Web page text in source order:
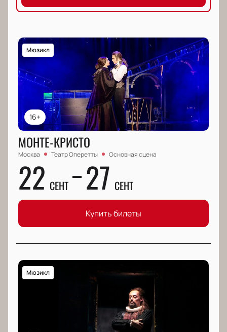
16+
Мюзикл
МОНТЕ-КРИСТО
Москва Театр Оперетты Основная сцена
22 СЕНТ 27 СЕНТ
Купить билеты
Мюзикл